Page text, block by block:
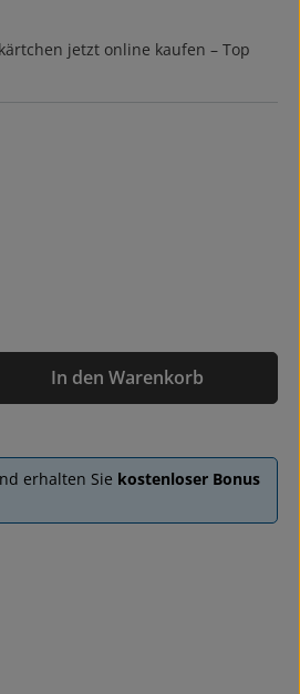
jetzt online kaufen – Top
gewünschten Wert
In den Warenkorb
erhalten Sie kostenloser Bonus